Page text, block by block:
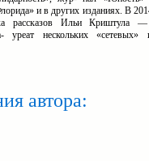
и в других изданиях. В
рассказов Ильи
уреат нескольких
автора: